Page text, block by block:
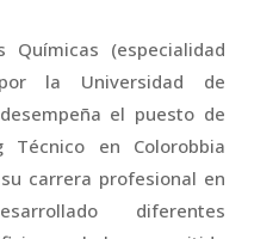
Químicas (especialidad
la Universidad de
el puesto de
Técnico en Colorobbia
carrera profesional en
diferentes